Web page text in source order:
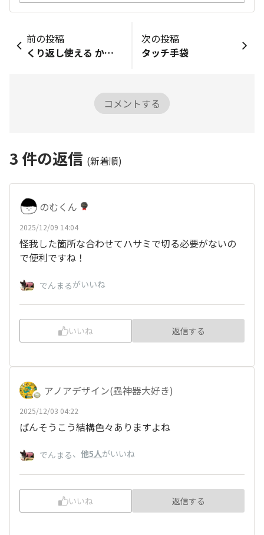
前の投稿
くり返し使える かかとパック
次の投稿
タッチ手袋
コメントする
3 件の返信 (新着順)
のむくん
2025/12/09 14:04
怪我した箇所な合わせてハサミで切る必要がないの
で便利ですね！
でんまるがいいね
いいね 返信する
アノアデザイン(蟲神器大好き)
2025/12/03 04:22
ばんそうこう結構色々ありますよね
でんまる、 他5人がいいね
いいね 返信する